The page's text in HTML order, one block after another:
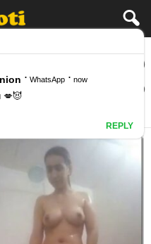
دختره لخت رفته
فیلم گرفته